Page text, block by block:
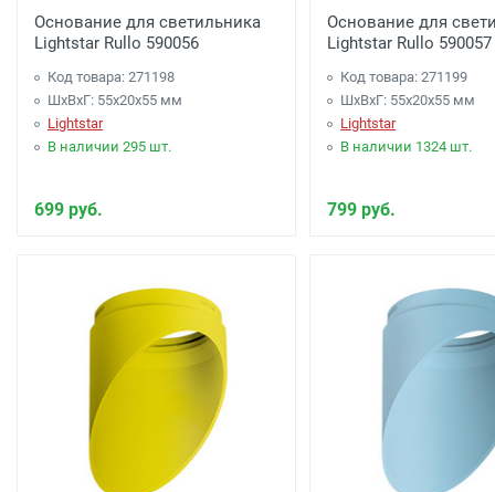
Доставка до терминала Транспортной Компании
Основание для светильника
Lightstar Rullo 590056
Код товара: 271198
ШхВхГ: 55x20x55 мм
Lightstar
В наличии 295 шт.
699 руб.
Основание для
Lightstar Rullo 590057
Код товара: 271199
ШхВхГ: 55x20x55 мм
Lightstar
В наличии 1324 шт.
799 руб.